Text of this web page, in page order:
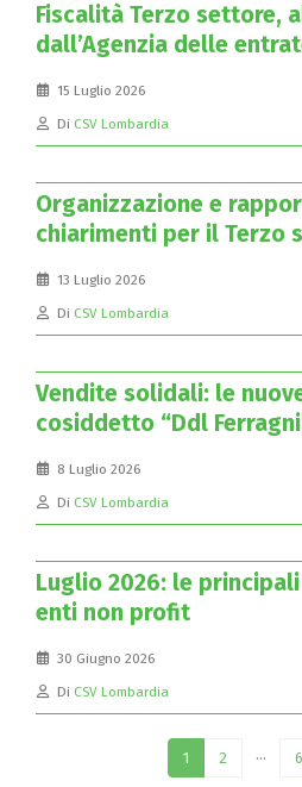
Fiscalità Terzo settore,
dall’Agenzia delle
15 Luglio 2026
Di CSV Lombardia
Organizzazione e
chiarimenti per il Terzo
13 Luglio 2026
Di CSV Lombardia
Vendite solidali: le
cosiddetto “Ddl
8 Luglio 2026
Di CSV Lombardia
Luglio 2026: le
enti non profit
30 Giugno 2026
Di CSV Lombardia
1 2 …